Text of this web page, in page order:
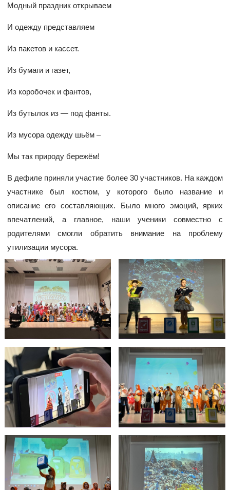
Модный праздник открываем
И одежду представляем
Из пакетов и кассет.
Из бумаги и газет,
Из коробочек и фантов,
Из бутылок из — под фанты.
Из мусора одежду шьём –
Мы так природу бережём!
В дефиле приняли участие более 30 участников. На каждом
участнике был костюм, у которого было название и
описание его составляющих. Было много эмоций, ярких
впечатлений, а главное, наши ученики совместно с
родителями смогли обратить внимание на проблему
утилизации мусора.